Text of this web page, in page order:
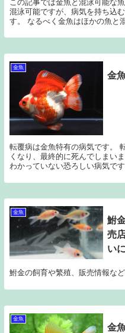
この記事では金魚と混泳可能な
混泳可能ですが、病気を持ち込
す。 なるべく金魚はほかの魚と
金魚
金
転覆病は金魚特有の病気です。
くなり、最終的に死んでしまい
わかっていない恐ろしい病気で
金魚
鮒
売
い
鮒金の飼育や繁殖、販売情報など
金魚
金